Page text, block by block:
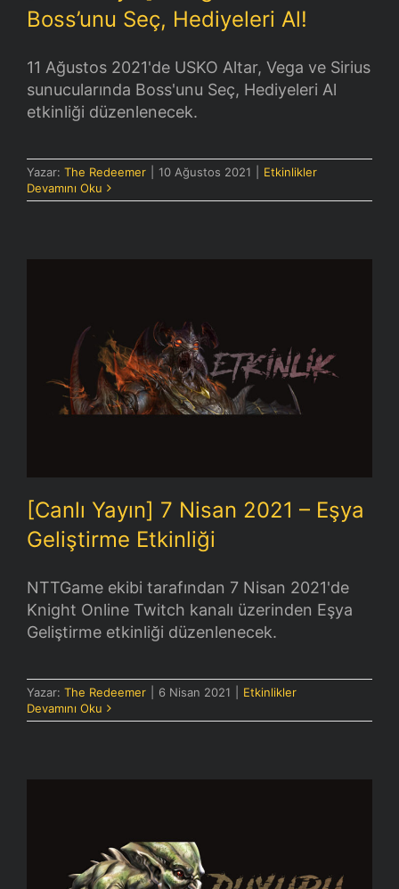
Boss’unu Seç, Hediyeleri Al!
11 Ağustos 2021'de USKO Altar, Vega ve Sirius
sunucularında Boss'unu Seç, Hediyeleri Al
etkinliği düzenlenecek.
Yazar: The Redeemer 10 Ağustos 2021
Etkinlikler
Devamını Oku
[Canlı Yayın] 7 Nisan 2021 – Eşya
Geliştirme Etkinliği
[Canlı Yayın] 7 Nisan 2021 – Eşya
Geliştirme Etkinliği
NTTGame ekibi tarafından 7 Nisan 2021'de
Knight Online Twitch kanalı üzerinden Eşya
Geliştirme etkinliği düzenlenecek.
Yazar: The Redeemer 6 Nisan 2021
Etkinlikler
Devamını Oku